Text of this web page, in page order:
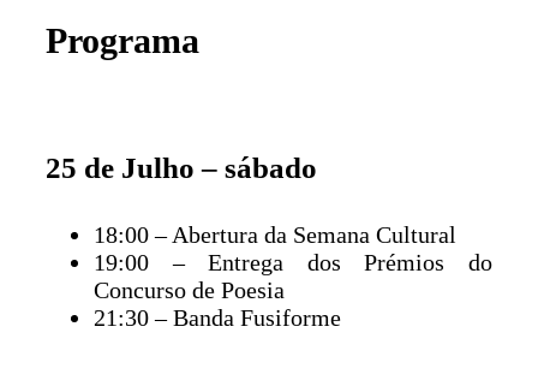
Programa
25 de Julho – sábado
18:00 – Abertura da Semana Cultural
19:00 – Entrega dos Prémios do
Concurso de Poesia
21:30 – Banda Fusiforme